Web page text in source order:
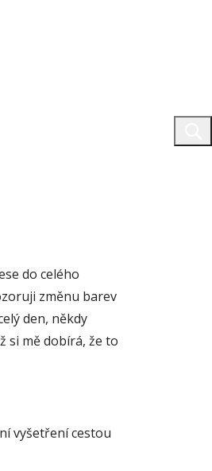
do celého
změnu barev
den, někdy
si mě dobírá, že to
vyšetření cestou